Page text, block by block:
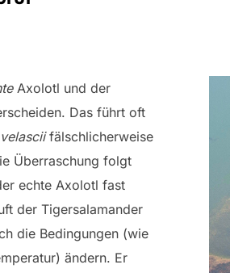
Axolotl und der
Das führt oft
fälschlicherweise
Überraschung folgt
echte Axolotl fast
der Tigersalamander
die Bedingungen (wie
ändern. Er